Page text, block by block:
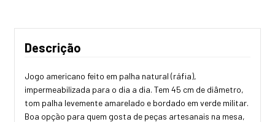
Descrição
Jogo americano feito em palha natural (ráfia),
impermeabilizada para o dia a dia. Tem 45 cm de diâmetro,
tom palha levemente amarelado e bordado em verde militar.
Boa opção para quem gosta de peças artesanais na mesa,